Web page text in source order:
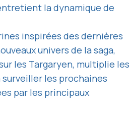
la dynamique de
inspirées des dernières
univers de la saga,
les Targaryen, multiplie les
les prochaines
par les principaux